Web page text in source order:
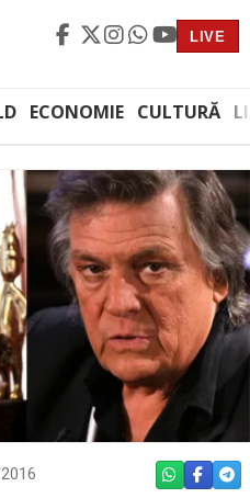
LIVE
ECONOMIE CULTURĂ
WHATSAPP